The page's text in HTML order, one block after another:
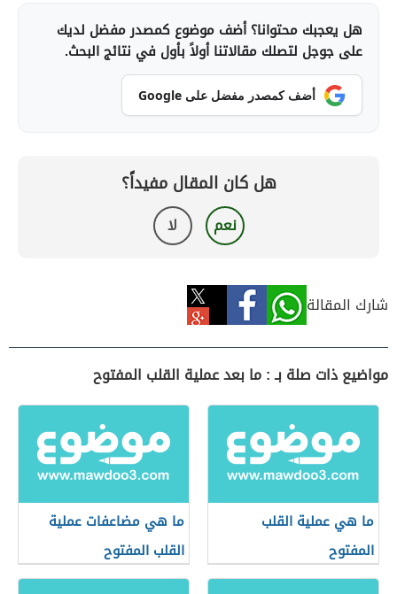
هل يعجبك محتوانا؟ أضف موضوع كمصدر مفضل لديك
على جوجل لتصلك مقالاتنا أولاً بأول في نتائج البحث.
أضف كمصدر مفضل على Google
هل كان المقال مفيداً؟
نعم لا
شارك المقالة
مواضيع ذات صلة بـ : ما بعد عملية القلب المفتوح
ما هي عملية القلب
المفتوح
ما هي مضاعفات عملية
القلب المفتوح